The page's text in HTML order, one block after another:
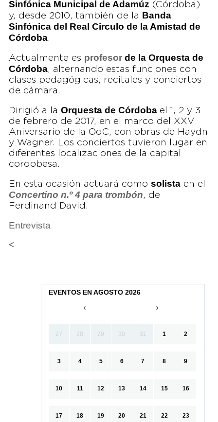
Sinfónica Municipal de Adamúz (Córdoba)
y, desde 2010, también de la Banda
Sinfónica del Real Circulo de la Amistad de
Córdoba.
Actualmente es profesorde la Orquesta de
Córdoba, alternando estas funciones con
clases pedagógicas, recitales y conciertos
de cámara.
Dirigió a la Orquesta de Córdoba el 1, 2 y 3
de febrero de 2017, en el marco del XXV
Aniversario de la OdC, con obras de Haydn
y Wagner. Los conciertos tuvieron lugar en
diferentes localizaciones de la capital
cordobesa.
En esta ocasión actuará como solistaen el
Concertino n.º 4 para trombón, de
Ferdinand David.
Entrevista
<
EVENTOS EN AGOSTO 2026
27 28 29 30 31 1 2
3 4 5 6 7 8 9
10 11 12 13 14 15 16
17 18 19 20 21 22 23